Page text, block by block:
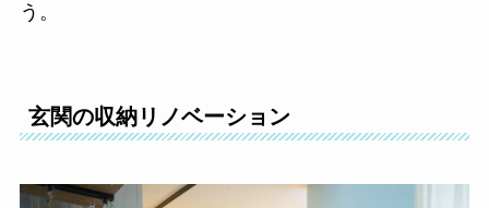
う。
玄関の収納リノベーション